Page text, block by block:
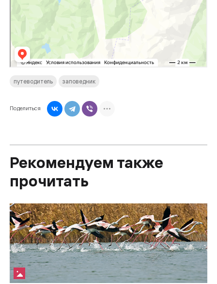
путеводитель заповедник
Поделиться
Рекомендуем также
прочитать